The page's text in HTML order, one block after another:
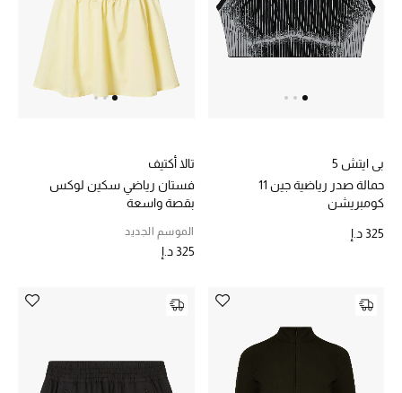
بي ايتش 5
حمالة صدر رياضية جين 11
كومبريشن
325 د.إ
تالا أكتيف
فستان رياضي سكين لوكس
بقصة واسعة
الموسم الجديد
325 د.إ